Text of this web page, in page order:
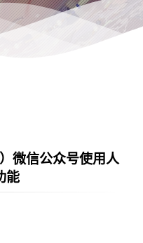
微信公众号使用人
能